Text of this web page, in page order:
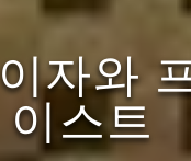
자와
스트